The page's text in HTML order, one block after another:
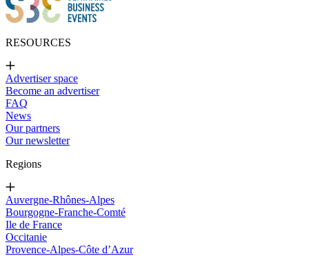
RESOURCES
Advertiser space
Become an advertiser
FAQ
News
Our partners
Our newsletter
Regions
Auvergne-Rhônes-Alpes
Bourgogne-Franche-Comté
Ile de France
Occitanie
Provence-Alpes-Côte d’Azur